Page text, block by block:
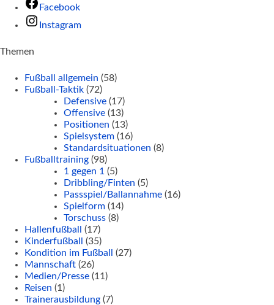
Facebook
Instagram
Themen
Fußball allgemein (58)
Fußball-Taktik (72)
Defensive (17)
Offensive (13)
Positionen (13)
Spielsystem (16)
Standardsituationen (8)
Fußballtraining (98)
1 gegen 1 (5)
Dribbling/Finten (5)
Passspiel/Ballannahme (16)
Spielform (14)
Torschuss (8)
Hallenfußball
(17)
Kinderfußball
(35)
Kondition im Fußball
(27)
Mannschaft (26)
Medien/Presse (11)
Reisen (1)
Trainerausbildung (7)